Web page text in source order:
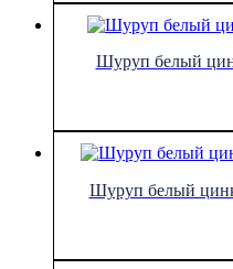
Шуруп белый
Шуруп белый